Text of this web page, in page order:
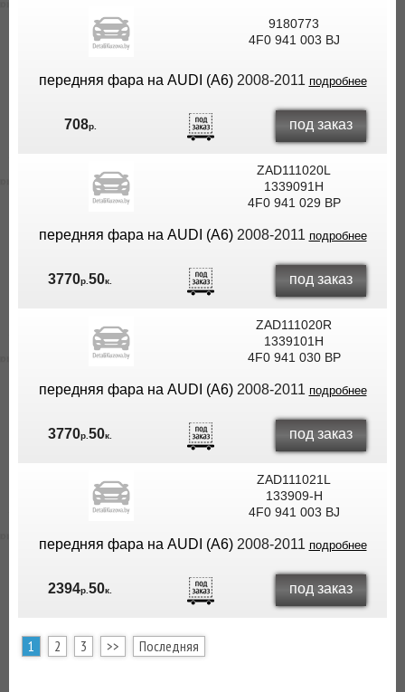
9180773
4F0 941 003 BJ
передняя фара на AUDI (A6)2008-2011 подробнее
708р. под заказ
ZAD111020L
1339091H
4F0 941 029 BP
передняя фара на AUDI (A6)2008-2011 подробнее
3770р.50к. под заказ
ZAD111020R
1339101H
4F0 941 030 BP
передняя фара на AUDI (A6)2008-2011 подробнее
3770р.50к. под заказ
ZAD111021L
133909-H
4F0 941 003 BJ
передняя фара на AUDI (A6)2008-2011 подробнее
2394р.50к. под заказ
1 2 3 >> Последняя